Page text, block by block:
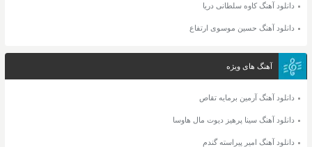
دانلود آهنگ کاوه سلطانی دریا
دانلود آهنگ حسین موسوی ارتفاع
آهنگ های ویژه
دانلود آهنگ آرمین برمایه تقاص
دانلود آهنگ سینا پرهیز دیوت مال هاوسا
دانلود آهنگ امیر پیراسته گندم